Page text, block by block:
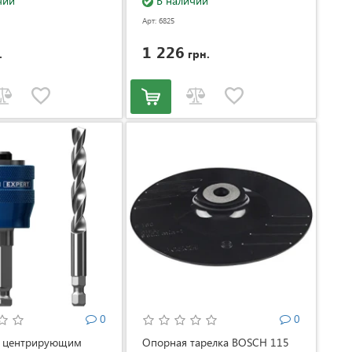
Арт: 6825
1 226 грн.
0
центрирующим
0
Опорная тарелка BOSCH 115